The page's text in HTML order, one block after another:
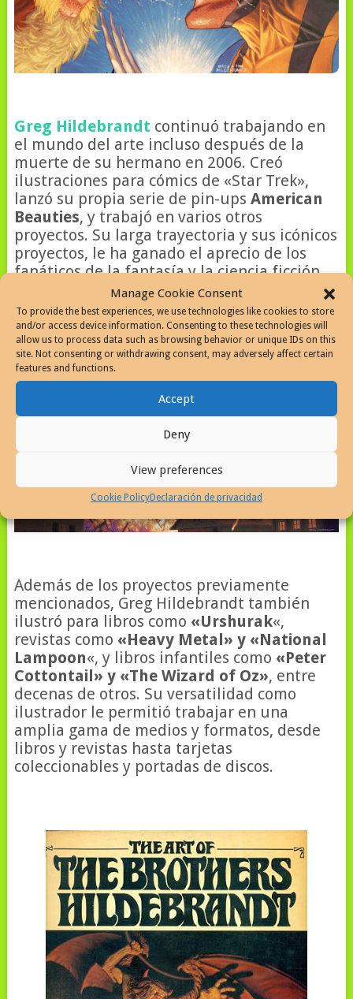
Manage Cookie Consent
To provide the best experiences, we use technologies like cookies to store
and/or access device information. Consenting to these technologies will
allow us to process data such as browsing behavior or unique IDs on this
site. Not consenting or withdrawing consent, may adversely affect certain
features and functions.
Accept
Deny
View preferences
Cookie PolicyDeclaración de privacidad
Greg Hildebrandt continuó trabajando en
el mundo del arte incluso después de la
muerte de su hermano en 2006. Creó
ilustraciones para cómics de «Star Trek»,
lanzó su propia serie de pin-ups American
Beauties, y trabajó en varios otros
proyectos. Su larga trayectoria y sus icónicos
proyectos, le ha ganado el aprecio de los
fanáticos de la fantasía y la ciencia ficción.
Además de los proyectos previamente
mencionados, Greg Hildebrandt también
ilustró para libros como «Urshurak«,
revistas como «Heavy Metal» y «National
Lampoon«, y libros infantiles como «Peter
Cottontail» y «The Wizard of Oz», entre
decenas de otros. Su versatilidad como
ilustrador le permitió trabajar en una
amplia gama de medios y formatos, desde
libros y revistas hasta tarjetas
coleccionables y portadas de discos.